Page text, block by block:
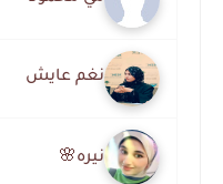
نغم عايش
نيره🌸